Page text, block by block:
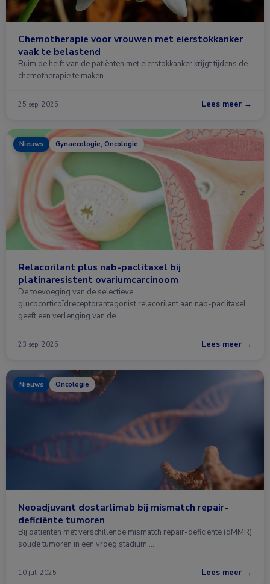
Chemotherapie voor vrouwen met eierstokkanker
vaak te belastend
Ruim de helft van de patiënten met eierstokkanker krijgt tijdens de
chemotherapie te maken …
25 sep. 2025 Lees meer →
Nieuws Gynaecologie, Oncologie
Relacorilant plus nab-paclitaxel bij
platinaresistent ovariumcarcinoom
De toevoeging van de selectieve
glucocorticoïdreceptorantagonist relacorilant aan nab-paclitaxel
geeft een verlenging van de …
23 sep. 2025 Lees meer →
Nieuws Oncologie
Neoadjuvant dostarlimab bij mismatch repair-
deficiënte tumoren
Bij patiënten met verschillende mismatch repair-deficiënte (dMMR)
solide tumoren in een vroeg stadium …
10 jul. 2025 Lees meer →